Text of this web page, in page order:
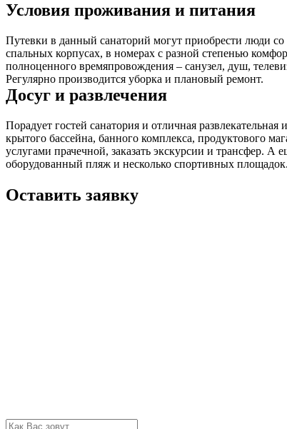
Условия проживания и питания
Путевки в данный санаторий могут приобрести люди со
спальных корпусах, в номерах с разной степенью
полноценного времяпровождения – санузел, душ,
Регулярно производится уборка и плановый ремонт.
Досуг и развлечения
Порадует гостей санатория и отличная
крытого бассейна, банного комплекса, продуктового
услугами прачечной, заказать экскурсии и трансфер. А
оборудованный пляж и несколько спортивных площадок.
Оставить заявку